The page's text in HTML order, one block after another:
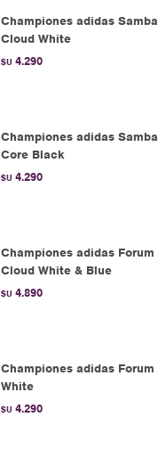
Championes adidas
Cloud White
$U 4.290
Championes adidas
Core Black
$U 4.290
Championes adidas
Cloud White & Blue
$U 4.890
Championes adidas
White
$U 4.290